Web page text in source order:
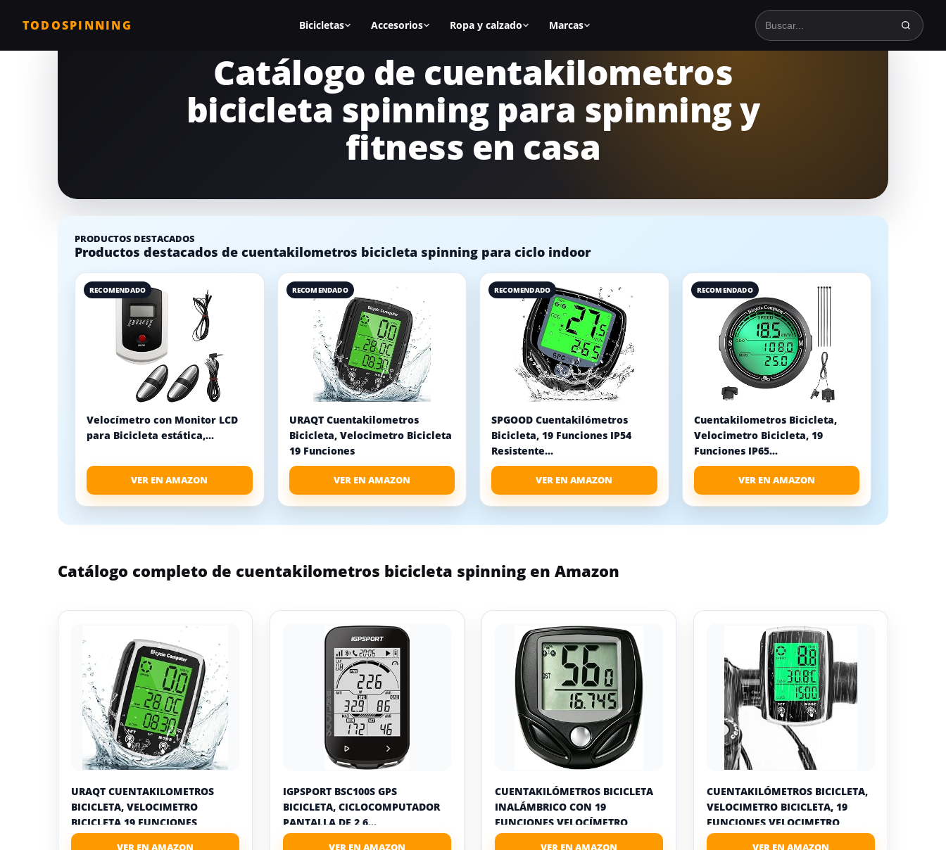
TODOSPINNING Buscar en TodoSpinning
Bicicletas
Todas las bicicletas
Bicicleta profesional
Accesorios
Todos los accesorios
Ropa y calzado
Zapatillas spinning
Zapatillas mujer
Zapatillas hombre
Mejores zapatillas
Marcas
BH Fitness
Fitfiu
Salter
Catálogo de cuentakilometros
bicicleta spinning para spinning y
fitness en casa
PRODUCTOS DESTACADOS
Productos destacados de cuentakilometros bicicleta spinning para ciclo indoor
RECOMENDADO
Velocímetro con Monitor LCD
para Bicicleta estática,...
VER EN AMAZON
RECOMENDADO
URAQT Cuentakilometros
Bicicleta, Velocimetro Bicicleta
19 Funciones
VER EN AMAZON
RECOMENDADO
SPGOOD Cuentakilómetros
Bicicleta, 19 Funciones IP54
Resistente...
VER EN AMAZON
RECOMENDADO
Cuentakilometros Bicicleta,
Velocimetro Bicicleta, 19
Funciones IP65...
VER EN AMAZON
Catálogo completo de cuentakilometros bicicleta spinning en Amazon
URAQT CUENTAKILOMETROS
BICICLETA, VELOCIMETRO
BICICLETA 19 FUNCIONES
IGPSPORT BSC100S GPS
BICICLETA, CICLOCOMPUTADOR
PANTALLA DE 2,6...
CUENTAKILÓMETROS BICICLETA
INALÁMBRICO CON 19
FUNCIONES,VELOCÍMETRO
BICICLETA IP54...
CUENTAKILÓMETROS BICICLETA,
VELOCIMETRO BICICLETA, 19
FUNCIONES VELOCIMETRO
BICICLETAM,...